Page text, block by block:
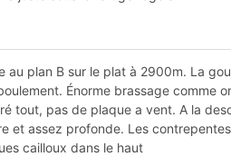
plan B sur le plat à 2900m. La
Énorme brassage comme
tout, pas de plaque a vent. A la
et assez profonde. Les
cailloux dans le haut